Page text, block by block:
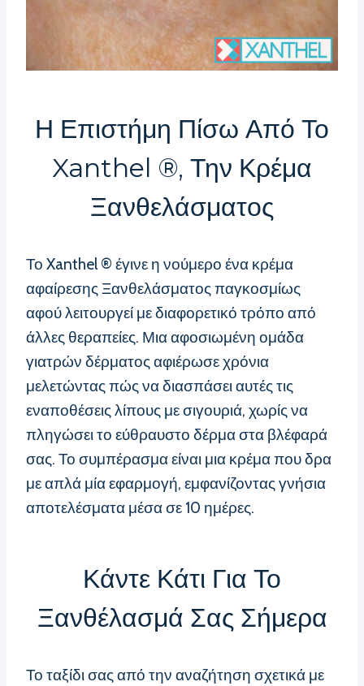
Η Επιστήμη Πίσω Από Το
Xanthel ®, Την Κρέμα
Ξανθελάσματος
Το Xanthel ® έγινε η νούμερο ένα κρέμα
αφαίρεσης Ξανθελάσματος παγκοσμίως
αφού λειτουργεί με διαφορετικό τρόπο από
άλλες θεραπείες. Μια αφοσιωμένη ομάδα
γιατρών δέρματος αφιέρωσε χρόνια
μελετώντας πώς να διασπάσει αυτές τις
εναποθέσεις λίπους με σιγουριά, χωρίς να
πληγώσει το εύθραυστο δέρμα στα βλέφαρά
σας. Το συμπέρασμα είναι μια κρέμα που δρα
με απλά μία εφαρμογή, εμφανίζοντας γνήσια
αποτελέσματα μέσα σε 10 ημέρες.
Κάντε Κάτι Για Το
Ξανθέλασμά Σας Σήμερα
Το ταξίδι σας από την αναζήτηση σχετικά με